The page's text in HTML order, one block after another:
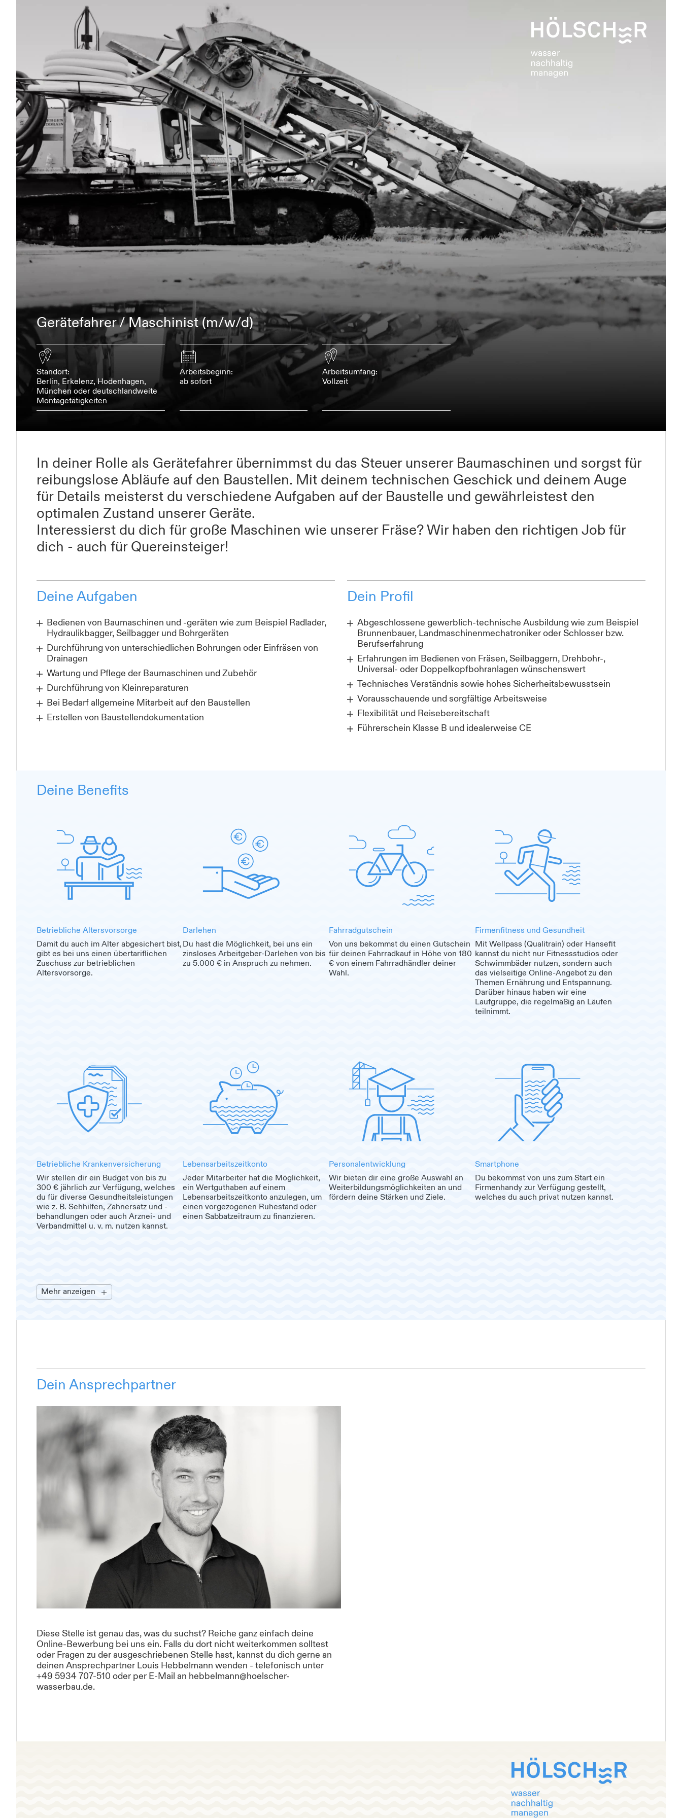
Gerätefahrer / Maschinist (m/w/d)
Standort:
Berlin, Erkelenz, Hodenhagen,
München oder deutschlandweite
Montagetätigkeiten
Arbeitsbeginn:
ab sofort
Arbeitsumfang:
Vollzeit
In deiner Rolle als Gerätefahrer übernimmst du das Steuer unserer Baumaschinen und sorgst für
reibungslose Abläufe auf den Baustellen. Mit deinem technischen Geschick und deinem Auge
für Details meisterst du verschiedene Aufgaben auf der Baustelle und gewährleistest den
optimalen Zustand unserer Geräte.
Interessierst du dich für große Maschinen wie unserer Fräse? Wir haben den richtigen Job für
dich - auch für Quereinsteiger!
Deine Aufgaben
Bedienen von Baumaschinen und -geräten wie zum Beispiel Radlader,
Hydraulikbagger, Seilbagger und Bohrgeräten
Durchführung von unterschiedlichen Bohrungen oder Einfräsen von
Drainagen
Wartung und Pflege der Baumaschinen und Zubehör
Durchführung von Kleinreparaturen
Bei Bedarf allgemeine Mitarbeit auf den Baustellen
Erstellen von Baustellendokumentation
Dein Profil
Abgeschlossene gewerblich-technische Ausbildung wie zum Beispiel
Brunnenbauer, Landmaschinenmechatroniker oder Schlosser bzw.
Berufserfahrung
Erfahrungen im Bedienen von Fräsen, Seilbaggern, Drehbohr-,
Universal- oder Doppelkopfbohranlagen wünschenswert
Technisches Verständnis sowie hohes Sicherheitsbewusstsein
Vorausschauende und sorgfältige Arbeitsweise
Flexibilität und Reisebereitschaft
Führerschein Klasse B und idealerweise CE
Deine Benefits
Betriebliche Altersvorsorge
Damit du auch im Alter abgesichert bist,
gibt es bei uns einen übertariflichen
Zuschuss zur betrieblichen
Altersvorsorge.
Darlehen
Du hast die Möglichkeit, bei uns ein
zinsloses Arbeitgeber-Darlehen von bis
zu 5.000 € in Anspruch zu nehmen.
Fahrradgutschein
Von uns bekommst du einen Gutschein
für deinen Fahrradkauf in Höhe von 180
€ von einem Fahrradhändler deiner
Wahl.
Firmenfitness und Gesundheit
Mit Wellpass (Qualitrain) oder Hansefit
kannst du nicht nur Fitnessstudios oder
Schwimmbäder nutzen, sondern auch
das vielseitige Online-Angebot zu den
Themen Ernährung und Entspannung.
Darüber hinaus haben wir eine
Laufgruppe, die regelmäßig an Läufen
teilnimmt.
Betriebliche Krankenversicherung
Wir stellen dir ein Budget von bis zu
300 € jährlich zur Verfügung, welches
du für diverse Gesundheitsleistungen
wie z. B. Sehhilfen, Zahnersatz und -
behandlungen oder auch Arznei- und
Verbandmittel u. v. m. nutzen kannst.
Lebensarbeitszeitkonto
Jeder Mitarbeiter hat die Möglichkeit,
ein Wertguthaben auf einem
Lebensarbeitszeitkonto anzulegen, um
einen vorgezogenen Ruhestand oder
einen Sabbatzeitraum zu finanzieren.
Personalentwicklung
Wir bieten dir eine große Auswahl an
Weiterbildungsmöglichkeiten an und
fördern deine Stärken und Ziele.
Smartphone
Du bekommst von uns zum Start ein
Firmenhandy zur Verfügung gestellt,
welches du auch privat nutzen kannst.
Mehr anzeigen
Dein Ansprechpartner
Diese Stelle ist genau das, was du suchst? Reiche ganz einfach deine
Online-Bewerbung bei uns ein. Falls du dort nicht weiterkommen solltest
oder Fragen zu der ausgeschriebenen Stelle hast, kannst du dich gerne an
deinen Ansprechpartner Louis Hebbelmann wenden - telefonisch unter
+49 5934 707-510 oder per E-Mail an hebbelmann@hoelscher-
wasserbau.de.